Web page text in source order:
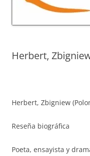
Herbert,
Herbert, Zbigniew
Reseña biográfica
Poeta, ensayista y